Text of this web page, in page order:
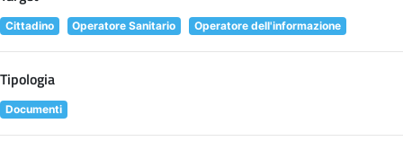
Cittadino Operatore Sanitario Operatore dell'informazione
Tipologia
Documenti